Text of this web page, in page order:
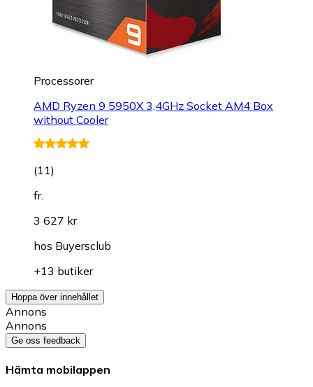
Processorer
AMD Ryzen 9 5950X 3,4GHz Socket AM4 Box
without Cooler
(11)
fr.
3 627 kr
hos Buyersclub
+13 butiker
Hoppa över innehållet
Annons
Annons
Ge oss feedback
Hämta mobilappen